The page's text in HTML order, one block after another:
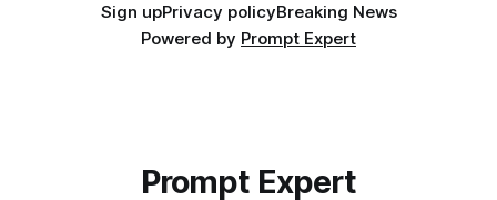
Sign upPrivacy policyBreaking News
Powered by Prompt Expert
Prompt Expert